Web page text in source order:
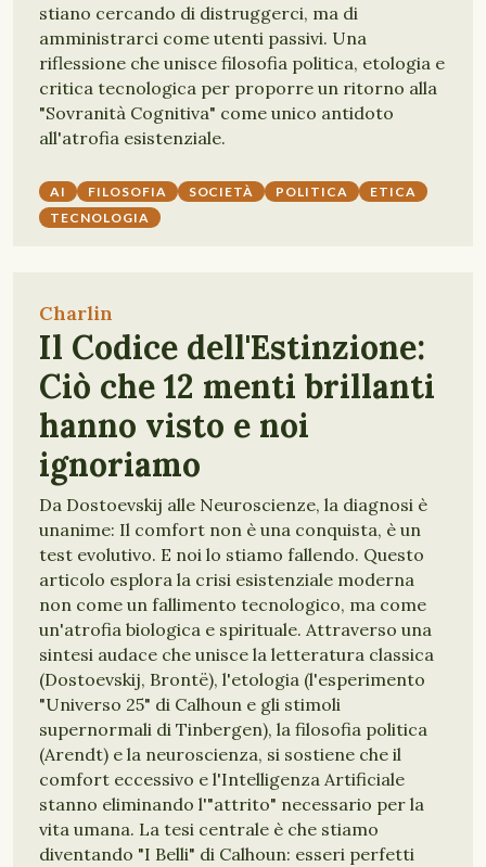
stiano cercando di distruggerci, ma di
amministrarci come utenti passivi. Una
riflessione che unisce filosofia politica, etologia e
critica tecnologica per proporre un ritorno alla
"Sovranità Cognitiva" come unico antidoto
all'atrofia esistenziale.
AI FILOSOFIA SOCIETÀ POLITICA
ETICA
TECNOLOGIA
Charlin
Il Codice dell'Estinzione:
Ciò che 12 menti brillanti
hanno visto e noi
ignoriamo
Da Dostoevskij alle Neuroscienze, la diagnosi è
unanime: Il comfort non è una conquista, è un
test evolutivo. E noi lo stiamo fallendo. Questo
articolo esplora la crisi esistenziale moderna
non come un fallimento tecnologico, ma come
un'atrofia biologica e spirituale. Attraverso una
sintesi audace che unisce la letteratura classica
(Dostoevskij, Brontë), l'etologia (l'esperimento
"Universo 25" di Calhoun e gli stimoli
supernormali di Tinbergen), la filosofia politica
(Arendt) e la neuroscienza, si sostiene che il
comfort eccessivo e l'Intelligenza Artificiale
stanno eliminando l'"attrito" necessario per la
vita umana. La tesi centrale è che stiamo
diventando "I Belli" di Calhoun: esseri perfetti